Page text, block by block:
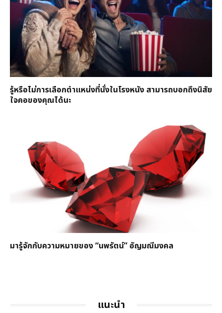
รู้หรือไม่การเลือกตำแหน่งที่นั่งในโรงหนัง สามารถบอกถึงนิสัย
ใจคอของคุณได้นะ
มารู้จักกับความหมายของ “นพรัตน์” อัญมณีมงคล
แนะนำ